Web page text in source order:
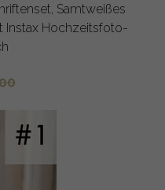
Samtweißes
Hochzeitsfoto-